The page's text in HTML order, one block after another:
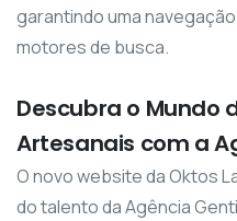
garantindo uma
motores de busca.
Descubra o Mundo
Artesanais com a
O novo website da Oktos
do talento da Agência